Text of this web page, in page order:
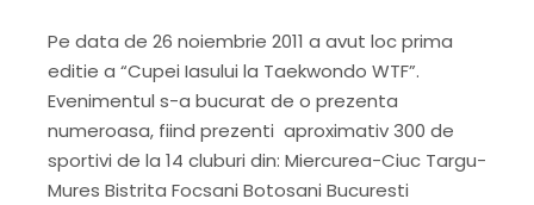
Pe data de 26 noiembrie 2011 a avut loc prima
editie a “Cupei Iasului la Taekwondo WTF”.
Evenimentul s-a bucurat de o prezenta
numeroasa, fiind prezenti aproximativ 300 de
sportivi de la 14 cluburi din: Miercurea-Ciuc Targu-
Mures Bistrita Focsani Botosani Bucuresti